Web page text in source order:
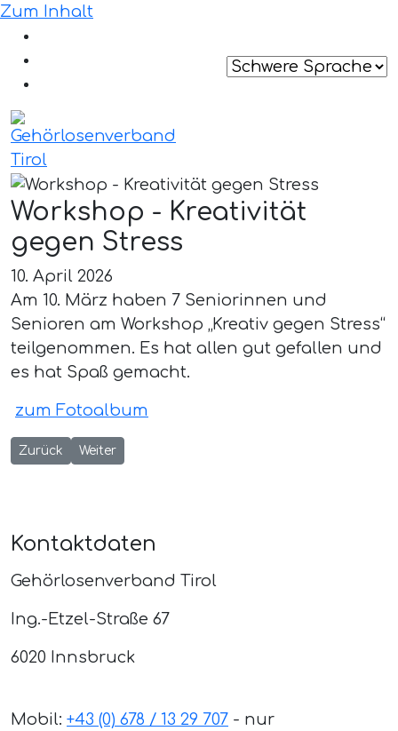
Zum Inhalt
Workshop - Kreativität
gegen Stress
10. April 2026
Am 10. März haben 7 Seniorinnen und
Senioren am Workshop „Kreativ gegen Stress“
teilgenommen. Es hat allen gut gefallen und
es hat Spaß gemacht.
zum Fotoalbum
Vorheriger Beitrag: Ausstellung „Above the River and Under
Zurück Nächster Beitrag: Führung für Gehörlose –
Weiter
Kontaktdaten
Gehörlosenverband Tirol
Ing.-Etzel-Straße 67
6020 Innsbruck
Mobil: +43 (0) 678 / 13 29 707 - nur